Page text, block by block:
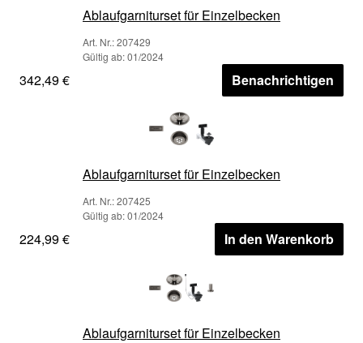
Ablaufgarniturset für Einzelbecken
Art. Nr.: 207429
Gültig ab: 01/2024
342,49 € Benachrichtigen
Ablaufgarniturset für Einzelbecken
Art. Nr.: 207425
Gültig ab: 01/2024
224,99 € In den Warenkorb
Ablaufgarniturset für Einzelbecken